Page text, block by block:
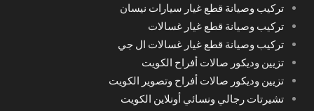
تركيب وصيانة قطع غيار سيارات نيسان
تركيب وصيانة قطع غيار غسالات
تركيب وصيانة قطع غيار غسالات ال جي
تزيين وديكور صالات أفراح الكويت
تزيين وديكور صالات أفراح وتصوير الكويت
تشيرتات رجالي ونسائي أونلاين الكويت